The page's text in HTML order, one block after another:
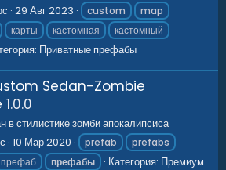
29 Авг 2023 custom
map
карты кастомная
кастомный
Приватные префабы
Sedan-Zombie
1.0.0
в стилистике зомби апокалипсиса
10 Мар 2020 prefab
prefabs
префаб префабы Категория: Премиум